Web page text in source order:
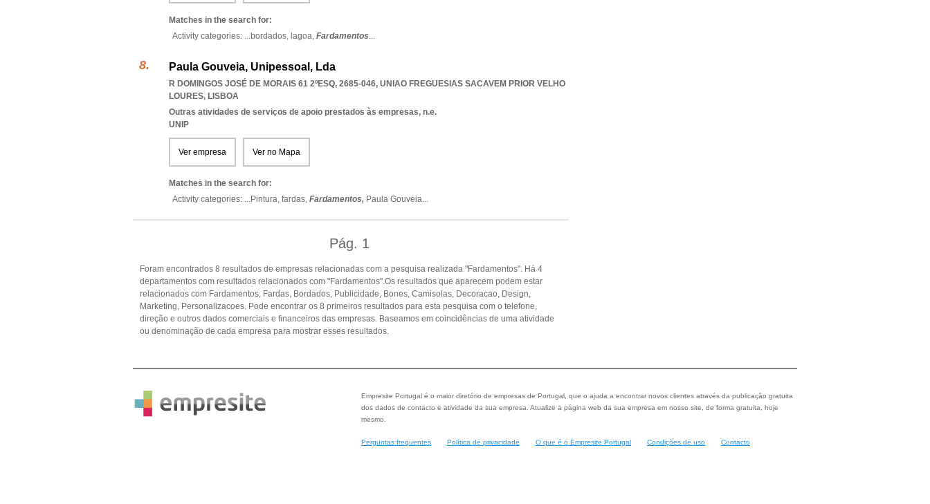
Matches in the search for:
Activity categories: ...bordados, lagoa, Fardamentos...
Paula Gouveia, Unipessoal, Lda
R DOMINGOS JOSÉ DE MORAIS 61 2ºESQ, 2685-046, UNIAO FREGUESIAS SACAVEM PRIOR VELHO
LOURES, LISBOA
Outras atividades de serviços de apoio prestados às empresas, n.e.
UNIP
Ver empresa Ver no Mapa
Matches in the search for:
Activity categories: ...Pintura, fardas, Fardamentos, Paula Gouveia...
Pág. 1
Foram encontrados 8 resultados de empresas relacionadas com a pesquisa realizada "Fardamentos". Há 4
departamentos com resultados relacionados com "Fardamentos".Os resultados que aparecem podem estar
relacionados com Fardamentos, Fardas, Bordados, Publicidade, Bones, Camisolas, Decoracao, Design,
Marketing, Personalizacoes. Pode encontrar os 8 primeiros resultados para esta pesquisa com o telefone,
direção e outros dados comerciais e financeiros das empresas. Baseamos em coincidências de uma atividade
ou denominação de cada empresa para mostrar esses resultados.
Empresite Portugal é o maior diretório de empresas de Portugal, que o ajuda a encontrar novos clientes através da publicação gratuita
dos dados de contacto e atividade da sua empresa. Atualize a página web da sua empresa em nosso site, de forma gratuita, hoje
mesmo.
Perguntas frequentes Política de privacidade O que é o Empresite Portugal Condições de uso Contacto